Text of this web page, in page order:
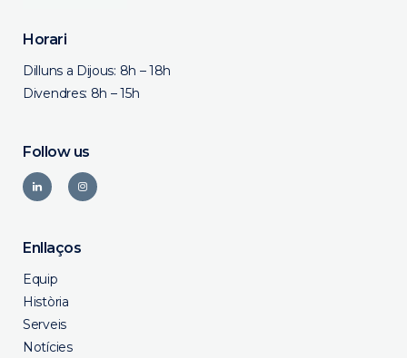
Horari
Dilluns a Dijous: 8h – 18h
Divendres: 8h – 15h
Follow us
Enllaços
Equip
Història
Serveis
Notícies